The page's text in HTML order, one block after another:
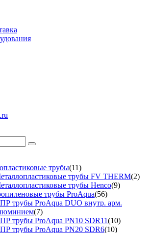
трубы(11)
трубы FV THERM(2)
трубы Henco(9)
трубы ProAqua(56)
трубы ProAqua DUO внутр. арм.
(7)
трубы ProAqua PN10 SDR11(10)
трубы ProAqua PN20 SDR6(10)